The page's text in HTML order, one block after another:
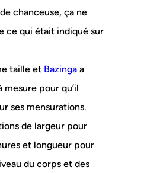
chanceuse, ça ne
ce qui était indiqué sur
taille et Bazinga a
pour qu’il
ses mensurations.
de largeur pour
et longueur pour
du corps et des